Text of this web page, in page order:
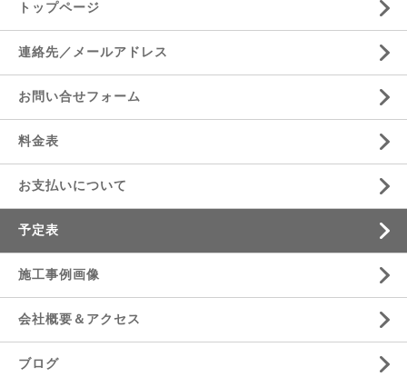
トップページ
連絡先／メールアドレス
お問い合せフォーム
料金表
お支払いについて
予定表
施工事例画像
会社概要＆アクセス
ブログ